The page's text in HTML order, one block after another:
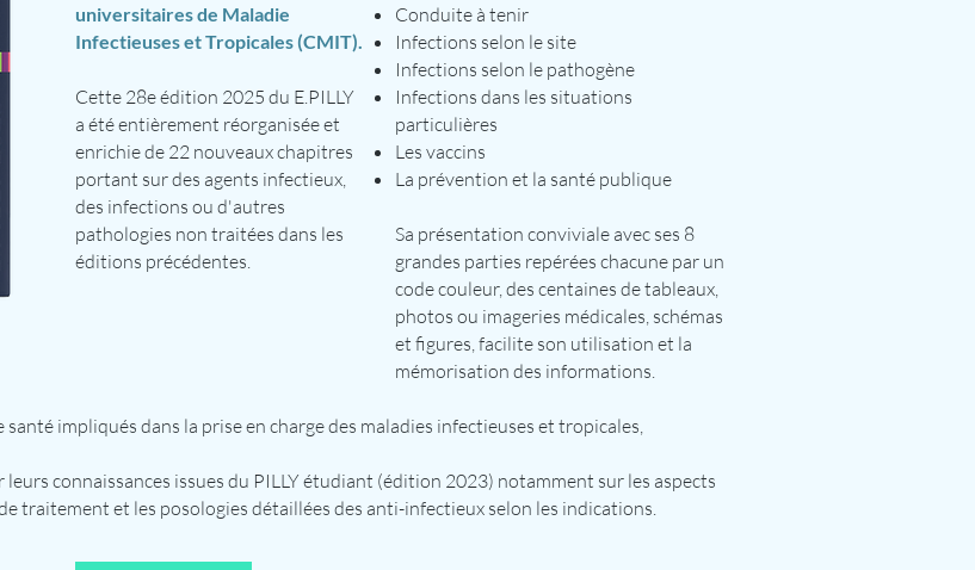
universitaires de Maladie
Infectieuses et Tropicales (CMIT).
Cette 28e édition 2025 du E.PILLY
a été entièrement réorganisée et
enrichie de 22 nouveaux chapitres
portant sur des agents infectieux,
des infections ou d'autres
pathologies non traitées dans les
éditions précédentes.
Conduite à tenir
Infections selon le site
Infections selon le pathogène
Infections dans les situations
particulières
Les vaccins
La prévention et la santé publique
Sa présentation conviviale avec ses 8
grandes parties repérées chacune par un
code couleur, des centaines de tableaux,
photos ou imageries médicales, schémas
et figures, facilite son utilisation et la
mémorisation des informations.
impliqués dans la prise en charge des maladies infectieuses et tropicales,
connaissances issues du PILLY étudiant (édition 2023) notamment sur les aspects
traitement et les posologies détaillées des anti-infectieux selon les indications.